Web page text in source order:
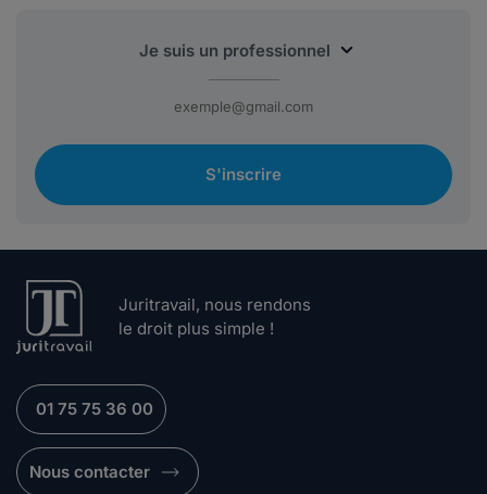
S'inscrire
Juritravail, nous rendons
le droit plus simple !
01 75 75 36 00
Nous contacter